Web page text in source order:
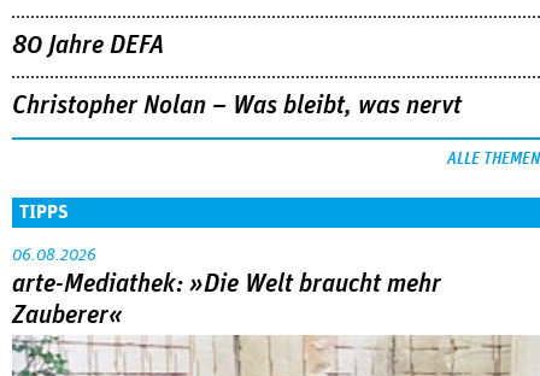
80 Jahre DEFA
Christopher Nolan – Was bleibt, was nervt
ALLE THEMEN
TIPPS
06.08.2026
arte-Mediathek: »Die Welt braucht mehr
Zauberer«